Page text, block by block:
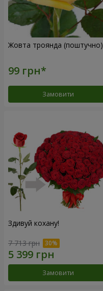
Жовта троянда (поштучно)
Замовити
Здивуй кохану!
7 713 грн
Замовити